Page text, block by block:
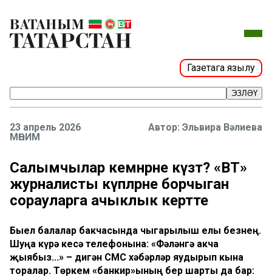
Газетага язылу
ЭЗЛӘҮ
23 апрель 2026
МӨҺИМ
Эльвира Вәлиева
Салымчылар кемнәрне күзәтә? «ВТ»
журналисты күпләрне борчыган
сорауларга ачыклык кертте
Быел балалар бакчасында чыгарылыш елы безнең.
Шуңа күрә кесә телефонына: «Фәләнгә акча
җыябыз...» – дигән СМС хәбәрләр яудырып кына
торалар. Төркем «банкир»ының бер шарты да бар: